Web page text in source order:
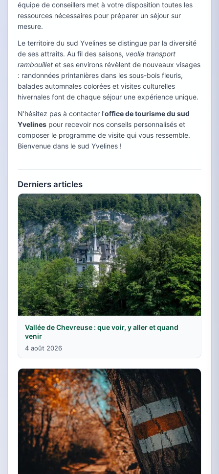
équipe de conseillers met à votre disposition toutes les
ressources nécessaires pour préparer un séjour sur
mesure.
Le territoire du sud Yvelines se distingue par la diversité
de ses attraits. Au fil des saisons, veolia transport
rambouillet et ses environs révèlent de nouveaux visages
: randonnées printanières dans les sous-bois fleuris,
balades automnales colorées et visites culturelles
hivernales font de chaque séjour une expérience unique.
N'hésitez pas à contacter l'office de tourisme du sud
Yvelines pour recevoir nos conseils personnalisés et
composer le programme de visite qui vous ressemble.
Bienvenue dans le sud Yvelines !
Derniers articles
Vallée de Chevreuse : que voir, y aller et quand
venir
4 août 2026